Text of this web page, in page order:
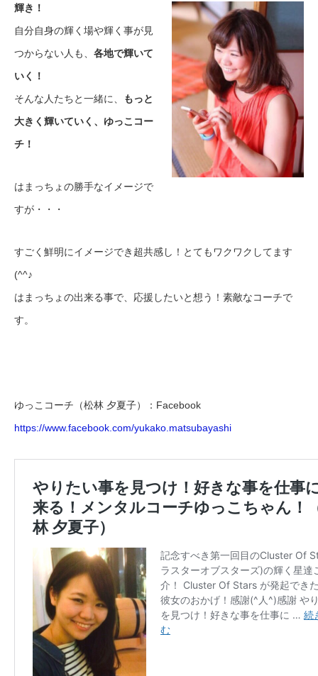
輝き！
自分自身の輝く場や輝く事が見
つからない人も、 各地で輝いて
いく！
そんな人たちと一緒に、
もっと
大きく輝いていく、ゆっこコー
チ！
はまっちょの勝手なイメージで
すが・・・
すごく鮮明にイメージでき超共感し！とてもワクワクしてます
(^^♪
はまっちょの出来る事で、応援したいと想う！素敵なコーチで
す。
ゆっこコーチ（松林 夕夏子）：Facebook
https://www.facebook.com/yukako.matsubayashi